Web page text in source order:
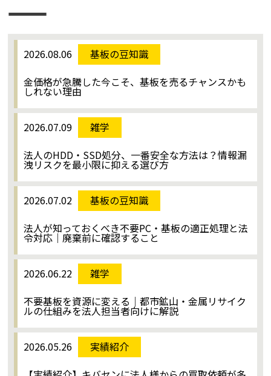
2026.08.06
基板の豆知識
金価格が急騰した今こそ、基板を売るチャンスかも
しれない理由
2026.07.09
雑学
法人のHDD・SSD処分、一番安全な方法は？情報漏
洩リスクを最小限に抑える選び方
2026.07.02
基板の豆知識
法人が知っておくべき不要PC・基板の適正処理と法
令対応｜廃棄前に確認すること
2026.06.22
雑学
不要基板を資源に変える｜都市鉱山・金属リサイク
ルの仕組みを法人担当者向けに解説
2026.05.26
実績紹介